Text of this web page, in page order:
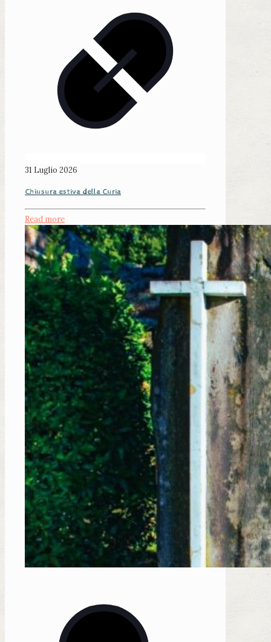
31 Luglio 2026
Chiusura estiva della Curia
Read more